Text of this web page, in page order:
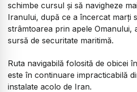
schimbe cursul și să navigheze
Iranului, după ce a încercat marți
strâmtoarea prin apele Omanului,
sursă de securitate maritimă.
Ruta navigabilă folosită de obicei
este în continuare impracticabilă
instalate acolo de Iran.